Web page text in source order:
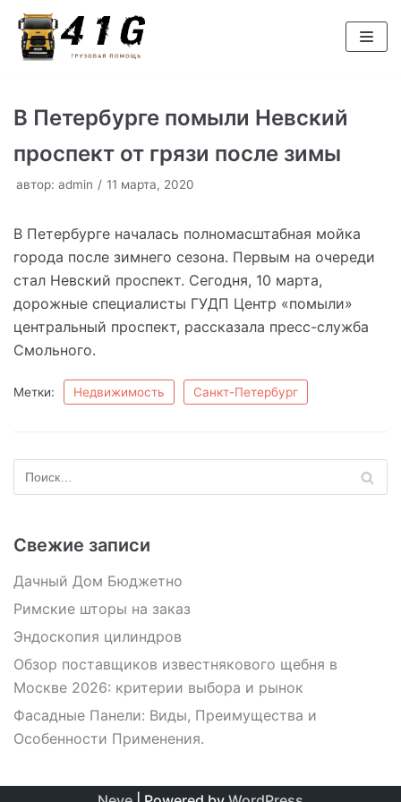
Перейти
к
В Петербурге помыли Невский
проспект от грязи после зимы
автор: admin 11 марта, 2020
В Петербурге началась полномасштабная мойка
города после зимнего сезона. Первым на очереди
стал Невский проспект. Сегодня, 10 марта,
дорожные специалисты ГУДП Центр «помыли»
центральный проспект, рассказала пресс-служба
Смольного.
Метки: Недвижимость Санкт-Петербург
Свежие записи
Дачный Дом Бюджетно
Римские шторы на заказ
Эндоскопия цилиндров
Обзор поставщиков известнякового щебня в
Москве 2026: критерии выбора и рынок
Фасадные Панели: Виды, Преимущества и
Особенности Применения.